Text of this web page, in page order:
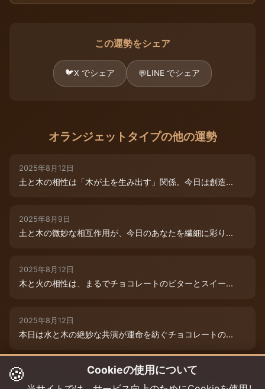
この運勢をシェア
🐦X でシェア 💬LINE でシェア
オランジェットタイプの他の運勢
2025年8月12日
土と木の相性は「木が土を生み出す」関係。今日は創造...
2025年8月9日
土と木の微妙な相互作用が、今日のあなたを繊細に彩り...
2025年8月12日
木と火の相性は、まるでチョコレートのビターとスイー...
2025年8月12日
本日は水と木の絶妙な共演が運命を紡ぐチョコレートの...
2025年8月12日
本日は、燃えるような情熱と成長のエネルギーが交差す...
🍪 Cookieの使用について